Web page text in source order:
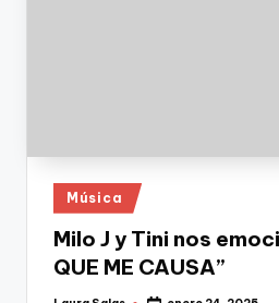
Publicado
en
Música
Milo J y Tini nos
QUE ME CAUSA”